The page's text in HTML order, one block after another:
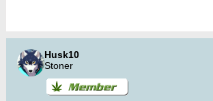
Husk10
Stoner